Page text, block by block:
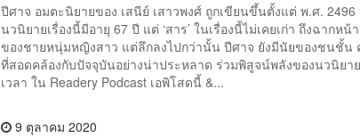
ปีศาจ อมตะนิยายของ เสนีย์ เสาวพงศ์ ถูกเขียนขึ้นตั้งแต่ พ.ศ.
นวนิยายเรื่องนี้มีอายุ 67 ปี แต่ ‘สาร’ ในเรื่องนี้ไม่เคยเก่า ถึงฉากหน้
ของชายหนุ่มหญิงสาว แต่ลึกลงไปกว่านั้น ปีศาจ ยังมีนัยของชนชั้น
ที่สอดคล้องกับปัจจุบันอย่างน่าประหลาด ร่วมพิสูจน์พลังของนวนิยา
เวลา ใน Readery Podcast เอพิโสดนี้ &...
9 ตุลาคม 2020